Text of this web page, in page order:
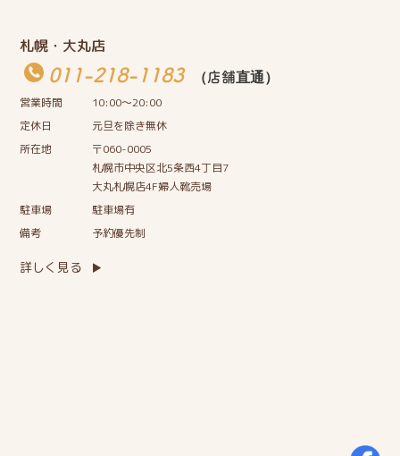
札幌・大丸店
011-218-1183
（店舗直通）
営業時間
10:00〜20:00
定休日
元旦を除き無休
所在地
〒060-0005
札幌市中央区北5条西4丁目7
大丸札幌店4F婦人靴売場
駐車場
駐車場有
備考
予約優先制
詳しく見る